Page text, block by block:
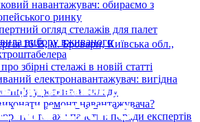
навантажувач: обираємо з
ринку
огляд стелажів для палет
вибору вживаного
збірні стелажі в новій статті
електронавантажувач: вигідна
у розвиток складу
ремонт навантажувача?
стелажі палетні: поради експертів
16-В, м. Бровари, Київська обл.,